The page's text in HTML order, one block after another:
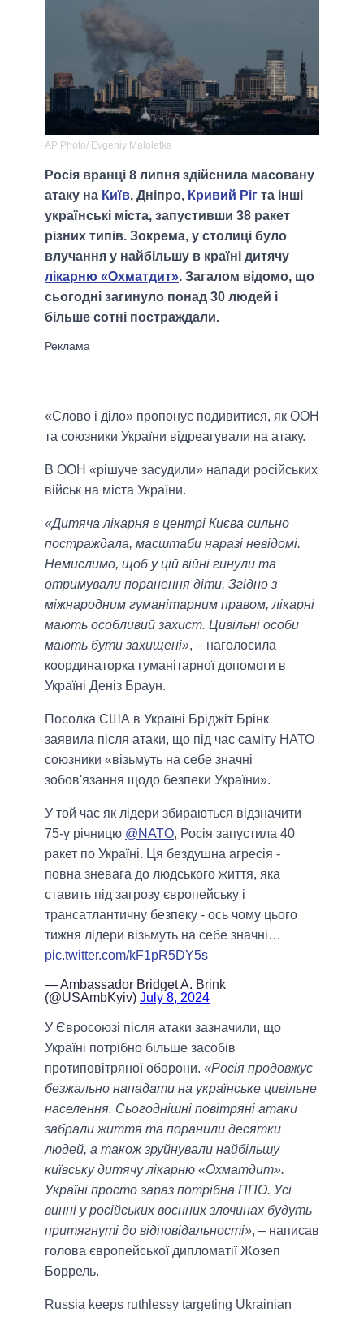
AP Photo/ Evgeniy Maloletka
Росія вранці 8 липня здійснила масовану
атаку на Київ, Дніпро, Кривий Ріг та інші
українські міста, запустивши 38 ракет
різних типів. Зокрема, у столиці було
влучання у найбільшу в країні дитячу
лікарню «Охматдит». Загалом відомо, що
сьогодні загинуло понад 30 людей і
більше сотні постраждали.
«Слово і діло» пропонує подивитися, як ООН
та союзники України відреагували на атаку.
В ООН «рішуче засудили» напади російських
військ на міста України.
«Дитяча лікарня в центрі Києва сильно
постраждала, масштаби наразі невідомі.
Немислимо, щоб у цій війні гинули та
отримували поранення діти. Згідно з
міжнародним гуманітарним правом, лікарні
мають особливий захист. Цивільні особи
мають бути захищені», – наголосила
координаторка гуманітарної допомоги в
Україні Деніз Браун.
Посолка США в Україні Бріджіт Брінк
заявила після атаки, що під час саміту НАТО
союзники «візьмуть на себе значні
зобов'язання щодо безпеки України».
У той час як лідери збираються відзначити
75-у річницю @NATO, Росія запустила 40
ракет по Україні. Ця бездушна агресія -
повна зневага до людського життя, яка
ставить під загрозу європейську і
трансатлантичну безпеку - ось чому цього
тижня лідери візьмуть на себе значні…
pic.twitter.com/kF1pR5DY5s
— Ambassador Bridget A. Brink
(@USAmbKyiv) July 8, 2024
У Євросоюзі після атаки зазначили, що
Україні потрібно більше засобів
протиповітряної оборони. «Росія продовжує
безжально нападати на українське цивільне
населення. Сьогоднішні повітряні атаки
забрали життя та поранили десятки
людей, а також зруйнували найбільшу
київську дитячу лікарню «Охматдит».
Україні просто зараз потрібна ППО. Усі
винні у російських воєнних злочинах будуть
притягнуті до відповідальності», – написав
голова європейської дипломатії Жозеп
Боррель.
Russia keeps ruthlessy targeting Ukrainian